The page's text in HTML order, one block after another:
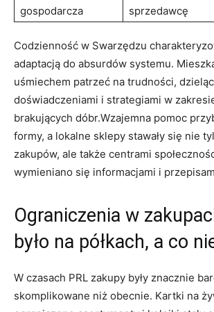
gospodarcza
sprzedawcę
Codzienność w Swarzędzu
adaptacją do absurdów systemu.
uśmiechem patrzeć na trudności,
doświadczeniami i strategiami w
brakujących dóbr.Wzajemna pomoc
formy, a lokalne sklepy stawały się nie
zakupów, ale także centrami
wymieniano się informacjami i
Ograniczenia w
było na półkach, a co
W czasach PRL zakupy były znacznie
skomplikowane niż obecnie. Kartki na